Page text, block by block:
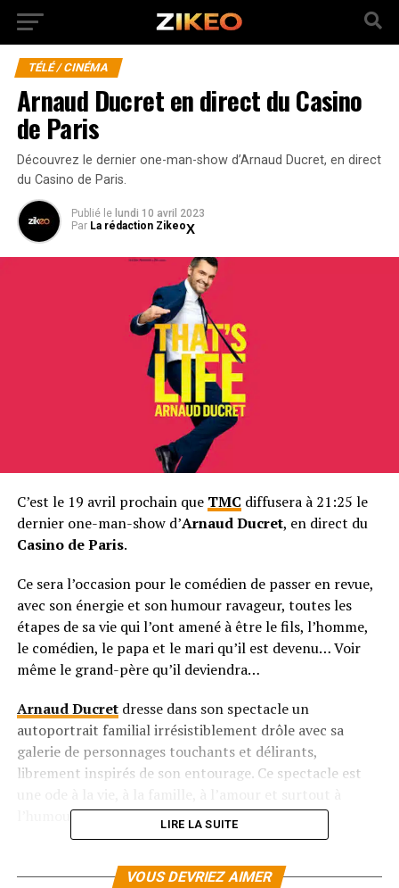
TÉLÉ / CINÉMA
Arnaud Ducret en direct du Casino
de Paris
Découvrez le dernier one-man-show d’Arnaud Ducret, en direct
du Casino de Paris.
Publié le lundi 10 avril 2023
Par La rédaction Zikeo
C’est le 19 avril prochain que TMC diffusera à 21:25 le
dernier one-man-show d’Arnaud Ducret, en direct du
Casino de Paris.
Ce sera l’occasion pour le comédien de passer en revue,
avec son énergie et son humour ravageur, toutes les
étapes de sa vie qui l’ont amené à être le fils, l’homme,
le comédien, le papa et le mari qu’il est devenu… Voir
même le grand-père qu’il deviendra…
Arnaud Ducretdresse dans son spectacle un
autoportrait familial irrésistiblement drôle avec sa
galerie de personnages touchants et délirants,
librement inspirés de son entourage. Ce spectacle est
l’humour.
DISPONIBLES ICI
LIRE LA SUITE
VOUS DEVRIEZ AIMER